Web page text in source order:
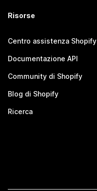
Risorse
Centro assistenza Shopify
Documentazione API
Community di Shopify
Blog di Shopify
Ricerca